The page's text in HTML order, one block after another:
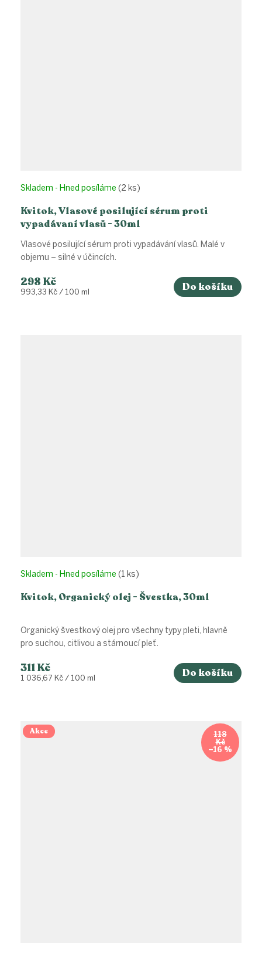
Kvitok, Vlasové posilující sérum proti
vypadávaní vlasů - 30ml
Skladem - Hned posíláme (2 ks)
298 Kč
Měrná
993,33 Kč / 100 ml Do košíku
Vlasové posilující sérum proti vypadávání vlasů. Malé v
objemu – silné v účincích.
Kvitok, Organický olej - Švestka, 30ml
Skladem - Hned posíláme (1 ks)
311 Kč
Měrná
1 036,67 Kč / 100 ml Do košíku
Organický švestkový olej pro všechny typy pleti, hlavně
pro suchou, citlivou a stárnoucí pleť.
Akce
118
Kč
–16 %